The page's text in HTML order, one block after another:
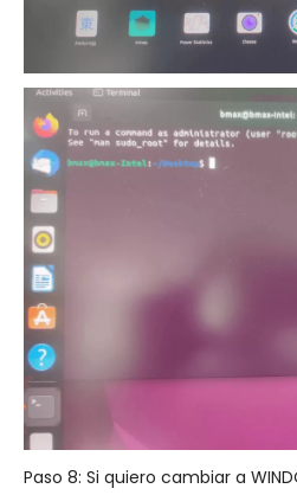
Paso 8: Si quiero cambiar a